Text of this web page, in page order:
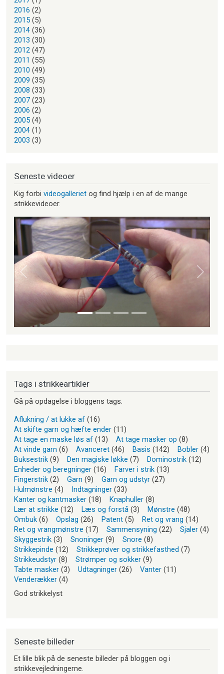
2016 (2)
2015 (5)
2014 (36)
2013 (30)
2012 (47)
2011 (55)
2010 (49)
2009 (35)
2008 (33)
2007 (23)
2006 (2)
2005 (4)
2004 (1)
2003 (3)
Seneste videoer
Kig forbi videogalleriet og find hjælp i en af de mange
strikkevideoer.
Forrige Næste
Tags i strikkeartikler
Gå på opdagelse i bloggens tags.
Aflukning / at lukke af (16)
At skifte garn og hæfte ender (11)
At tage en maske løs af (13) At tage masker op (8)
At vinde garn (6) Avanceret (46) Basis (142) Bobler (4)
Buksestrik (9) Den magiske løkke (7) Dominostrik (12)
Enheder og beregninger (16) Farver i strik (13)
Fingerstrik (2) Garn (9) Garn og udstyr (27)
Hulmønstre (4) Indtagninger (33)
Kanter og kantmasker (18) Knaphuller (8)
Lær at strikke (12) Læs og forstå (3) Mønstre (48)
Ombuk (6) Opslag (26) Patent (5) Ret og vrang (14)
Ret og vrangmønstre (17) Sammensyning (22) Sjaler (4)
Skyggestrik (3) Snoninger (9) Snore (8)
Strikkepinde (12) Strikkeprøver og strikkefasthed (7)
Strikkeudstyr (8) Strømper og sokker (9)
Tabte masker (3) Udtagninger (26) Vanter (11)
Venderækker (4)
God strikkelyst
Seneste billeder
Et lille blik på de seneste billeder på bloggen og i
strikkevejledningerne.